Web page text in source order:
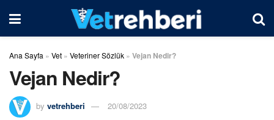
Ana Sayfa » Vet » Veteriner Sözlük » Vejan Nedir?
Vejan Nedir?
by vetrehberi 20/08/2023